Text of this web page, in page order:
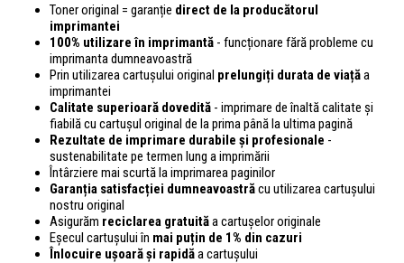
Toner original = garanție direct de la producătorul
imprimantei
100% utilizare în imprimantă - funcționare fără probleme cu
imprimanta dumneavoastră
Prin utilizarea cartușului original prelungiți durata de viațăa
imprimantei
Calitate superioară dovedită - imprimare de înaltă calitate și
fiabilă cu cartușul original de la prima până la ultima pagină
Rezultate de imprimare durabile și profesionale -
sustenabilitate pe termen lung a imprimării
Întârziere mai scurtă la imprimarea paginilor
Garanția satisfacției dumneavoastrăcu utilizarea cartușului
nostru original
Asigurăm reciclarea gratuităa cartușelor originale
Eșecul cartușului în mai puțin de 1% din cazuri
Înlocuire ușoară și rapidăa cartușului